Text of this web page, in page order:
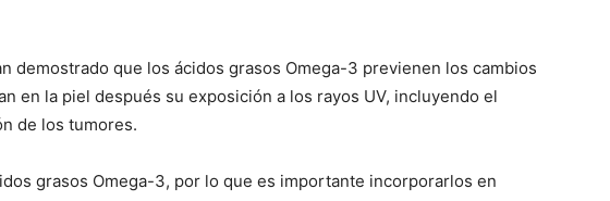
demostrado que los ácidos grasos Omega-3 previenen los cambios
en la piel después su exposición a los rayos UV, incluyendo el
de los tumores.
grasos Omega-3, por lo que es importante incorporarlos en